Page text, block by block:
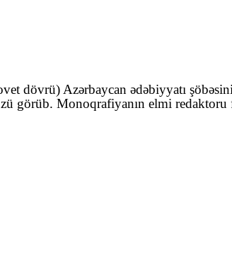
dövrü) Azərbaycan ədəbiyyatı
görüb. Monoqrafiyanın elmi